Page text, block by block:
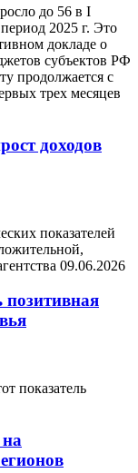
до 56 в I
2025 г. Это
докладе о
субъектов РФ
продолжается с
трех месяцев
доходов
показателей
09.06.2026
показатель